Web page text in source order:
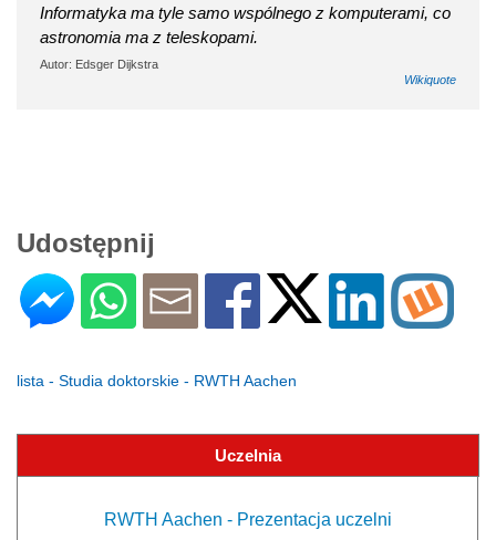
Informatyka ma tyle samo wspólnego z komputerami, co
astronomia ma z teleskopami.
Autor: Edsger Dijkstra
Wikiquote
Udostępnij
lista - Studia doktorskie - RWTH Aachen
Uczelnia
RWTH Aachen - Prezentacja uczelni